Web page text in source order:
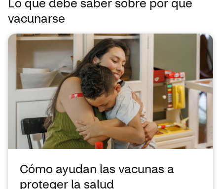
vacunarse
Cómo ayudan las vacunas a
proteger la salud